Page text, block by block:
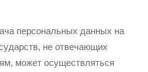
персональных данных на
не отвечающих
может осуществляться